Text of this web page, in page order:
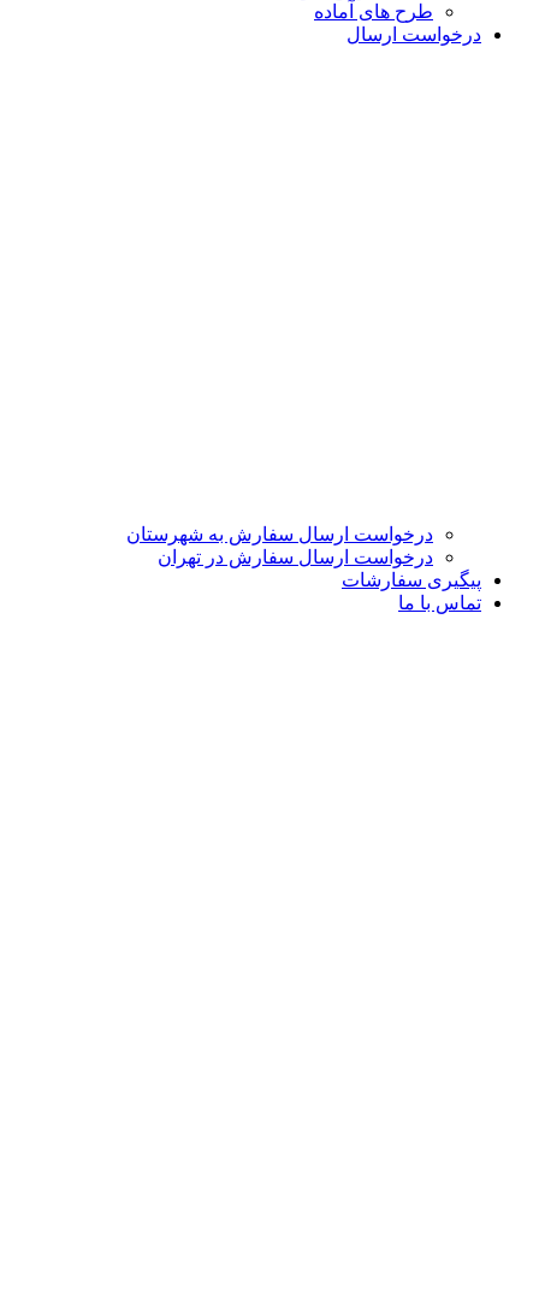
طرح های آماده
درخواست ارسال
درخواست ارسال سفارش به شهرستان
درخواست ارسال سفارش در تهران
پیگیری سفارشات
تماس با ما